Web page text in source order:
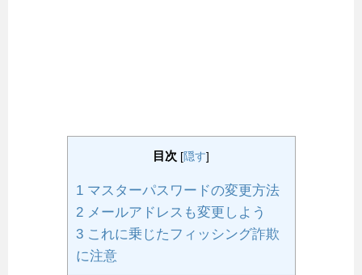
目次 [隠す]
1マスターパスワードの変更方法
2メールアドレスも変更しよう
3これに乗じたフィッシング詐欺
に注意